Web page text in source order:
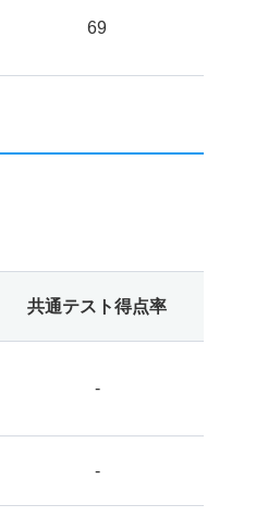
69
共通テスト得点率
-
-